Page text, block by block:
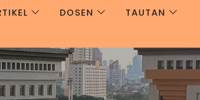
DOSEN TAUTAN